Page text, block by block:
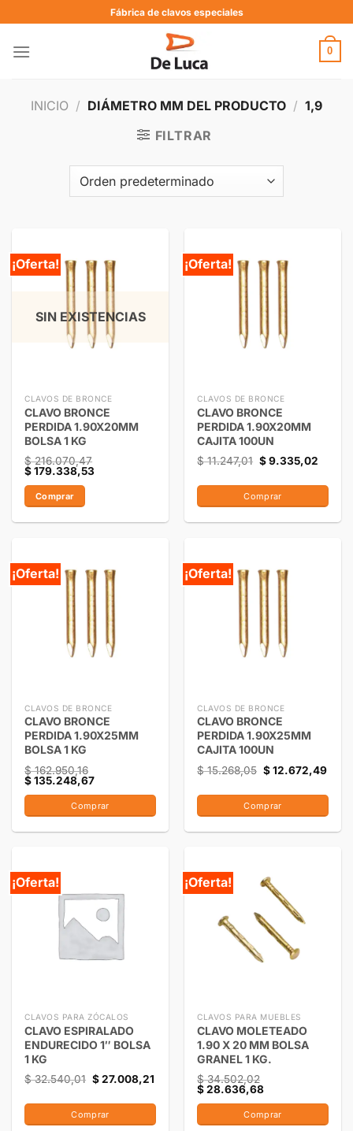
Fábrica de clavos especiales
0
INICIO / DIÁMETRO MM DEL PRODUCTO / 1,9
FILTRAR
¡Oferta!
SIN EXISTENCIAS
CLAVOS DE BRONCE
CLAVO BRONCE
PERDIDA 1.90X20MM
BOLSA 1 KG
$216.070,47
$179.338,53
Comprar
¡Oferta!
CLAVOS DE BRONCE
CLAVO BRONCE
PERDIDA 1.90X20MM
CAJITA 100UN
$11.247,01 $9.335,02
Comprar
¡Oferta!
CLAVOS DE BRONCE
CLAVO BRONCE
PERDIDA 1.90X25MM
BOLSA 1 KG
$162.950,16
$135.248,67
Comprar
¡Oferta!
CLAVOS DE BRONCE
CLAVO BRONCE
PERDIDA 1.90X25MM
CAJITA 100UN
$15.268,05 $12.672,49
Comprar
¡Oferta!
CLAVOS PARA ZÓCALOS
CLAVO ESPIRALADO
ENDURECIDO 1″ BOLSA
1 KG
$32.540,01 $27.008,21
Comprar
¡Oferta!
CLAVOS PARA MUEBLES
CLAVO MOLETEADO
1.90 X 20 MM BOLSA
GRANEL 1 KG.
$34.502,02
$28.636,68
Comprar